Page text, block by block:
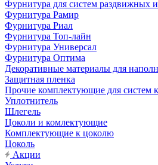
Фурнитура для систем раздвижных
Фурнитура Рамир
Фурнитура Риал
Фурнитура Топ-лайн
Фурнитура Универсал
Фурнитура Оптима
Декоративные материалы для
Защитная пленка
Прочие комплектующие для систем
Уплотнитель
Шлегель
Цоколи и комлектующие
Комплектующие к цоколю
Цоколь
Акции